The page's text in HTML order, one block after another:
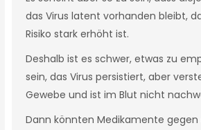
das Virus latent vorhanden bleibt,
Risiko stark erhöht ist.
Deshalb ist es schwer, etwas zu
sein, das Virus persistiert, aber
Gewebe und ist im Blut nicht
Dann könnten Medikamente gegen